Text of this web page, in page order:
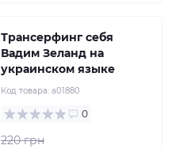
Трансерфинг себя
Вадим Зеланд на
украинском языке
Код товара: a01880
0
220 грн